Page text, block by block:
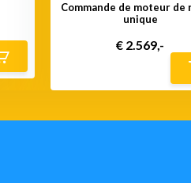
Commande de moteur de
unique
€ 2.569,-